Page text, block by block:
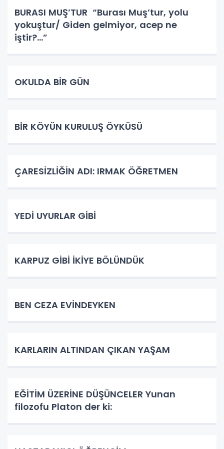
BURASI MUŞ’TUR “Burası Muş’tur, yolu
yokuştur/ Giden gelmiyor, acep ne
iştir?...”
OKULDA BİR GÜN
BİR KÖYÜN KURULUŞ ÖYKÜSÜ
ÇARESİZLİĞİN ADI: IRMAK ÖĞRETMEN
YEDİ UYURLAR GİBİ
KARPUZ GİBİ İKİYE BÖLÜNDÜK
BEN CEZA EVİNDEYKEN
KARLARIN ALTINDAN ÇIKAN YAŞAM
EĞİTİM ÜZERİNE DÜŞÜNCELER Yunan
filozofu Platon der ki: